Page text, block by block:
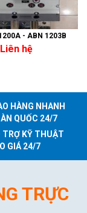
- ABN 1203B
Liên hệ
HÀNG NHANH
QUỐC 24/7
TRỢ KỸ THUẬT
GIÁ 24/7
TRỰC